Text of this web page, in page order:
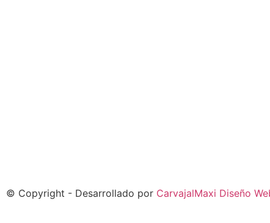
© Copyright - Desarrollado por CarvajalMaxi Diseño